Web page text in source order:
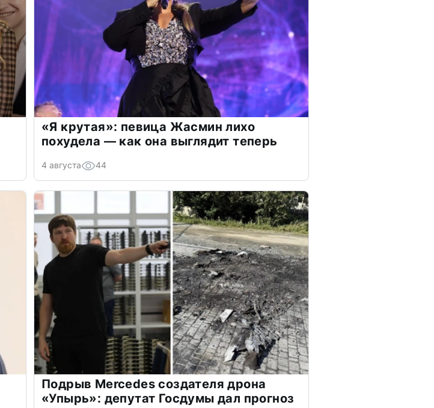
«Я крутая»: певица Жасмин лихо
похудела — как она выглядит теперь
4 августа 44
Подрыв Mercedes создателя дрона
«Упырь»: депутат Госдумы дал прогноз